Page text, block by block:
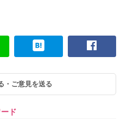
・ご意見を送る
ド